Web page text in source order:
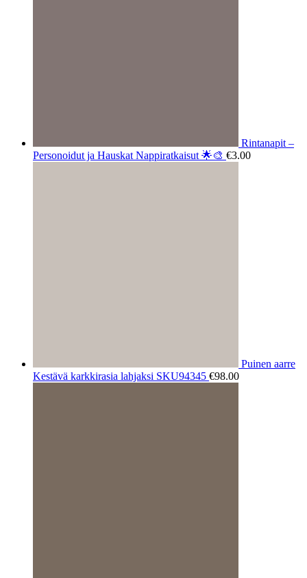
Rintanapit –
Personoidut ja Hauskat Nappiratkaisut 🌟🎨 €3.00
Puinen aarre
Kestävä karkkirasia lahjaksi SKU94345 €98.00